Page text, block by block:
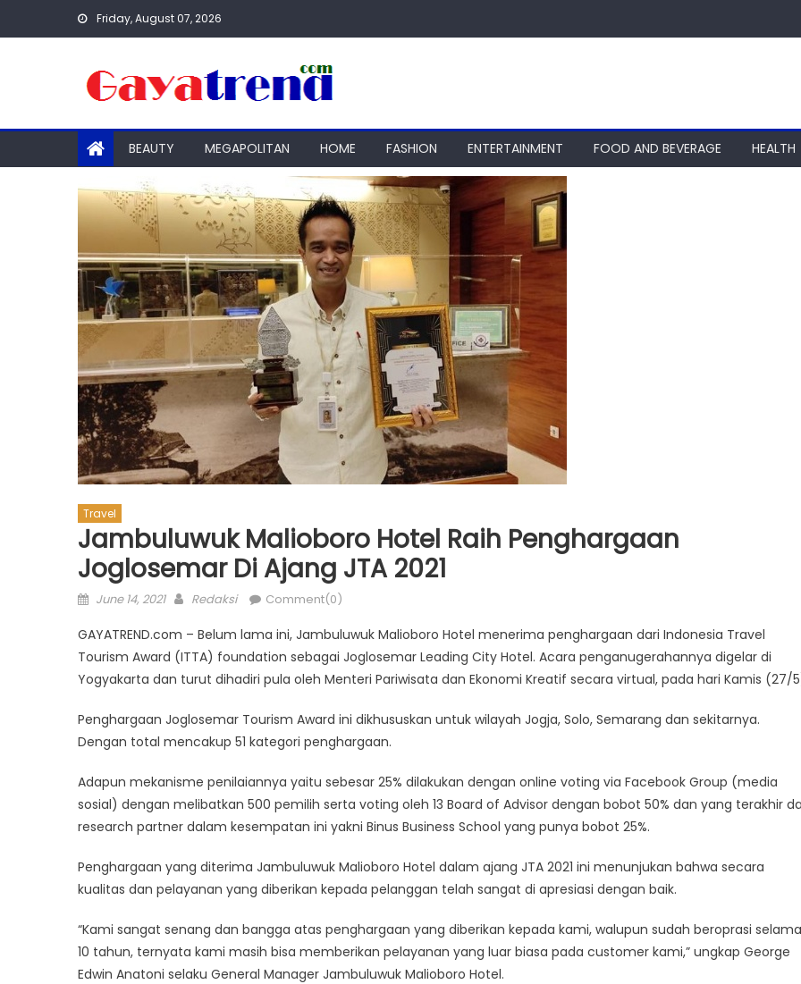
Friday, August 07, 2026
BEAUTY MEGAPOLITAN HOME FASHION ENTERTAINMENT FOOD AND BEVERAGE HEALTH
Travel
Jambuluwuk Malioboro Hotel Raih Penghargaan
Joglosemar Di Ajang JTA 2021
Posted
June 14, 2021 Author
Redaksi Comment(0)
GAYATREND.com – Belum lama ini, Jambuluwuk Malioboro Hotel menerima penghargaan dari Indonesia Travel
Tourism Award (ITTA) foundation sebagai Joglosemar Leading City Hotel. Acara penganugerahannya digelar di
Yogyakarta dan turut dihadiri pula oleh Menteri Pariwisata dan Ekonomi Kreatif secara virtual, pada hari Kamis (27/
Penghargaan Joglosemar Tourism Award ini dikhususkan untuk wilayah Jogja, Solo, Semarang dan sekitarnya.
Dengan total mencakup 51 kategori penghargaan.
Adapun mekanisme penilaiannya yaitu sebesar 25% dilakukan dengan online voting via Facebook Group (media
sosial) dengan melibatkan 500 pemilih serta voting oleh 13 Board of Advisor dengan bobot 50% dan yang terakhir
research partner dalam kesempatan ini yakni Binus Business School yang punya bobot 25%.
Penghargaan yang diterima Jambuluwuk Malioboro Hotel dalam ajang JTA 2021 ini menunjukan bahwa secara
kualitas dan pelayanan yang diberikan kepada pelanggan telah sangat di apresiasi dengan baik.
“Kami sangat senang dan bangga atas penghargaan yang diberikan kepada kami, walupun sudah beroprasi selama
10 tahun, ternyata kami masih bisa memberikan pelayanan yang luar biasa pada customer kami,” ungkap George
Edwin Anatoni selaku General Manager Jambuluwuk Malioboro Hotel.